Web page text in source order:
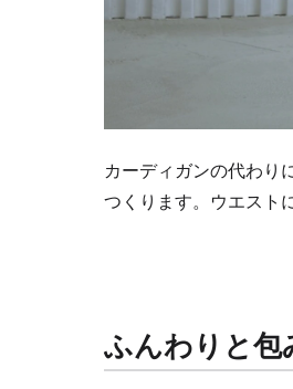
カーディガンの代わり
つくります。ウエスト
ふんわりと包